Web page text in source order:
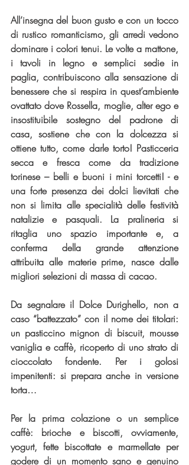
All’insegna del buon gusto e con un tocco
di rustico romanticismo, gli arredi vedono
dominare i colori tenui. Le volte a mattone,
i tavoli in legno e semplici sedie in
paglia, contribuiscono alla sensazione di
benessere che si respira in quest’ambiente
ovattato dove Rossella, moglie, alter ego e
insostituibile sostegno del padrone di
casa, sostiene che con la dolcezza si
ottiene tutto, come darle torto! Pasticceria
secca e fresca come da tradizione
torinese – belli e buoni i mini torcetti! - e
una forte presenza dei dolci lievitati che
non si limita alle specialità delle festività
natalizie e pasquali. La pralineria si
ritaglia uno spazio importante e, a
conferma della grande attenzione
attribuita alle materie prime, nasce dalle
migliori selezioni di massa di cacao.
Da segnalare il Dolce Durighello, non a
caso “battezzato” con il nome dei titolari:
un pasticcino mignon di biscuit, mousse
vaniglia e caffè, ricoperto di uno strato di
cioccolato fondente. Per i golosi
impenitenti: si prepara anche in versione
torta…
Per la prima colazione o un semplice
caffè: brioche e biscotti, ovviamente,
yogurt, fette biscottate e marmellate per
godere di un momento sano e genuino